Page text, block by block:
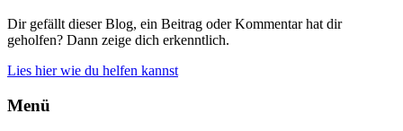
Dir gefällt dieser Blog, ein Beitrag oder Kommentar hat dir
geholfen? Dann zeige dich erkenntlich.
Lies hier wie du helfen kannst
Menü